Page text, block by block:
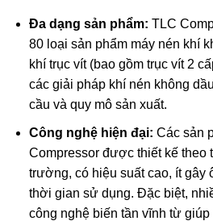
Đa dạng sản phẩm: TLC
80 loại sản phẩm máy nén khí
khí trục vít (bao gồm trục vít 2
các giải pháp khí nén không
cầu và quy mô sản xuất.
Công nghệ hiện đại: Các sản
Compressorđược thiết kế theo
trường, có hiệu suất cao, ít gây
thời gian sử dụng. Đặc biệt,
công nghệ biến tần vĩnh từ